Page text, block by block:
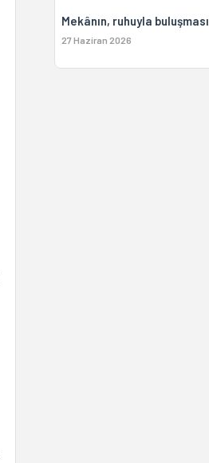
Mekânın, ruhuyla buluşması
27 Haziran 2026